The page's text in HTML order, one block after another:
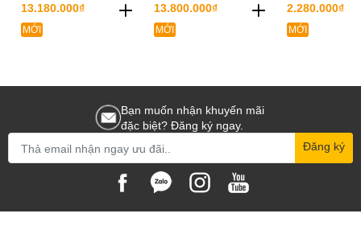
13.180.000₫
MỚI
13.800.000₫
MỚI
2.280.000₫
MỚI
Bạn muốn nhận khuyến mãi
đặc biệt? Đăng ký ngay.
Đăng ký